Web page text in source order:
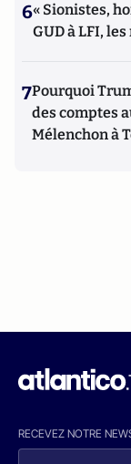
6« Sionistes,
GUD à LFI,
7Pourquoi
des comptes
Mélenchon à
RECEVEZ NOTRE